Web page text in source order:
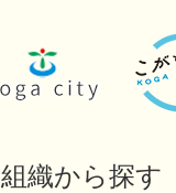
組織から探す